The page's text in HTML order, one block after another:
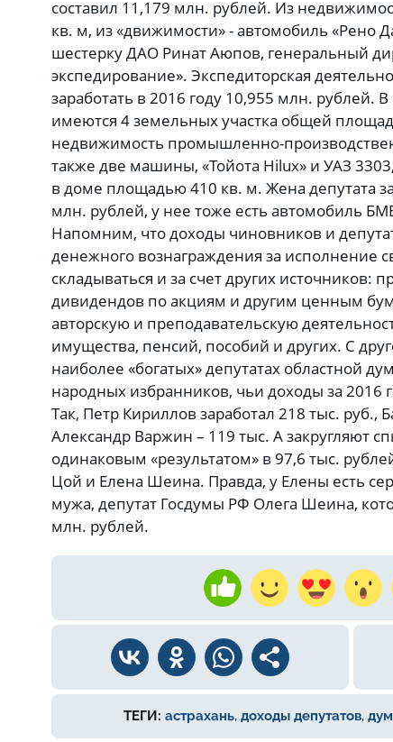
составил 11,179 млн. рублей. Из
кв. м, из «движимости» - автомобиль «Рено
шестерку ДАО Ринат Аюпов, генеральный
экспедирование». Экспедиторская
заработать в 2016 году 10,955 млн. рублей. В
имеются 4 земельных участка общей
недвижимость промышленно-
также две машины, «Тойота Hilux» и УАЗ
в доме площадью 410 кв. м. Жена депутата
млн. рублей, у нее тоже есть автомобиль
Напомним, что доходы чиновников и
денежного вознаграждения за исполнение
складываться и за счет других источников:
дивидендов по акциям и другим ценным
авторскую и преподавательскую
имущества, пенсий, пособий и других. С
наиболее «богатых» депутатах областной
народных избранников, чьи доходы за 2016
Так, Петр Кириллов заработал 218 тыс. руб.,
Александр Варжин – 119 тыс. А закругляют
одинаковым «результатом» в 97,6 тыс.
Цой и Елена Шеина. Правда, у Елены есть
мужа, депутат Госдумы РФ Олега Шеина,
млн. рублей.
ТЕГИ: астрахань, доходы депутатов,